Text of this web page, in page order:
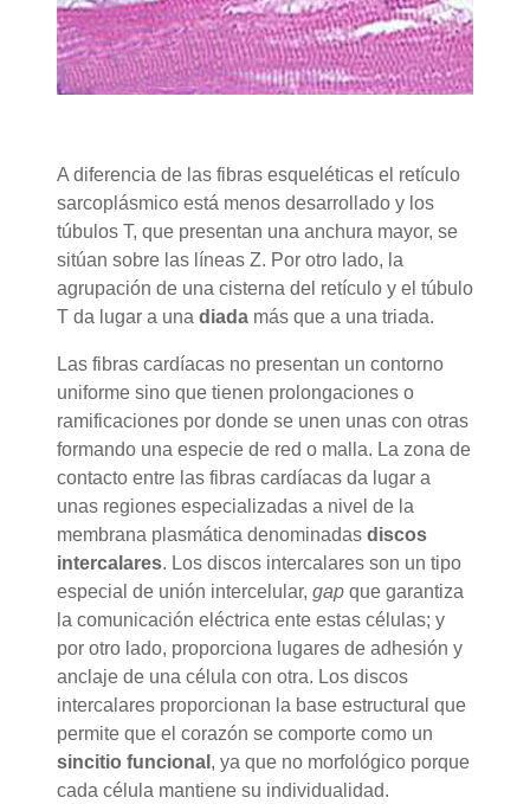
A diferencia de las fibras esqueléticas el retículo
sarcoplásmico está menos desarrollado y los
túbulos T, que presentan una anchura mayor, se
sitúan sobre las líneas Z. Por otro lado, la
agrupación de una cisterna del retículo y el túbulo
T da lugar a una diada más que a una triada.
Las fibras cardíacas no presentan un contorno
uniforme sino que tienen prolongaciones o
ramificaciones por donde se unen unas con otras
formando una especie de red o malla. La zona de
contacto entre las fibras cardíacas da lugar a
unas regiones especializadas a nivel de la
membrana plasmática denominadas discos
intercalares. Los discos intercalares son un tipo
especial de unión intercelular, gap que garantiza
la comunicación eléctrica ente estas células; y
por otro lado, proporciona lugares de adhesión y
anclaje de una célula con otra. Los discos
intercalares proporcionan la base estructural que
permite que el corazón se comporte como un
sincitio funcional , ya que no morfológico porque
cada célula mantiene su individualidad.